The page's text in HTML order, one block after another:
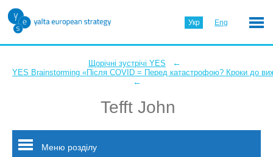
Укр Eng
Щорічні зустрічі YES ←
YES Brainstorming «Після COVID = Перед катастрофою? Кроки до
←
Tefft John
Меню розділу